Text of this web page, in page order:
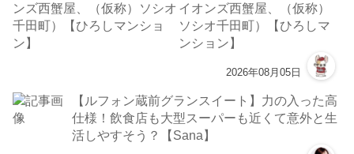
イオンズ西蟹屋、（仮称）
ソシオ千田町）【ひろしマ
ンション】
2026年08月05日
【ルフォン蔵前グランスイート】力の入った高
仕様！飲食店も大型スーパーも近くて意外と生
活しやすそう？【Sana】